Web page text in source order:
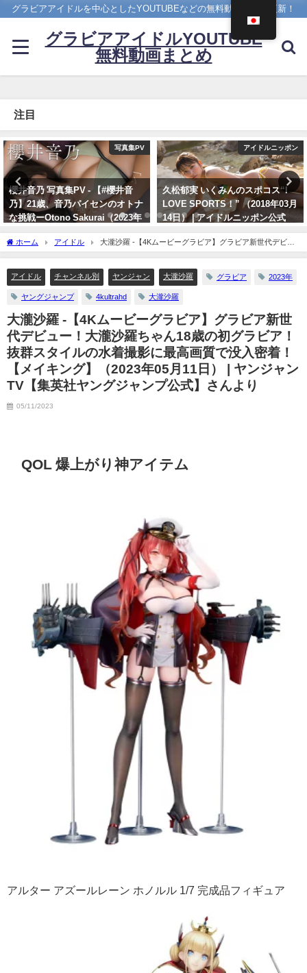
グラビアアイドルを中心としたYOUTUBEなどの無料動画を日々更新！
グラビアアイドルYOUTUBE
無料動画まとめ
注目
アイドルニッポン
久松郁実 いくみんのスポコス“I
LOVE SPORTS！” （2018年03月
14日） | アイドルニッポン公式
YouTubeチャンネルさんより
4K UPSCALING CLUB
篠崎愛【4K】（2023年08月25
日） | 4K UPSCALING CLUBさん
より
ホーム アイドル
大瀧沙羅 -【4Kムービーグラビア】グラビア新世代デビュ
ー！大瀧沙羅ちゃん18歳の初グラビア！抜群スタイルの水着撮影に最高画質で没入密
式】さんより
アイドル チャンネル別 ヤンジャン 大瀧沙羅 グラビア 2023年
ヤングジャンプ 4kultrahd 大瀧沙羅
大瀧沙羅 -【4Kムービーグラビア】グラビア新世
代デビュー！大瀧沙羅ちゃん18歳の初グラビア！
抜群スタイルの水着撮影に最高画質で没入密着！
【メイキング】（2023年05月11日） | ヤンジャン
TV【集英社ヤングジャンプ公式】さんより
05/11/2023
QOL 爆上がり神アイテム
アルター アズールレーン ホノルル 1/7 完成品フィギュア